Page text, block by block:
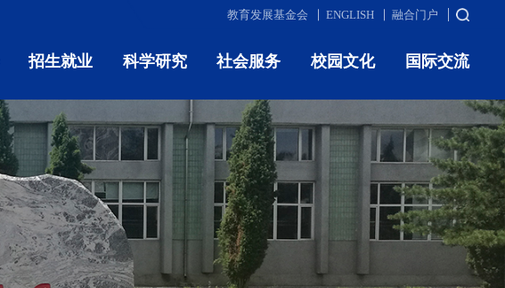
教育发展基金会 ENGLISH 融合门户
招生就业 科学研究 社会服务 校园文化 国际交流